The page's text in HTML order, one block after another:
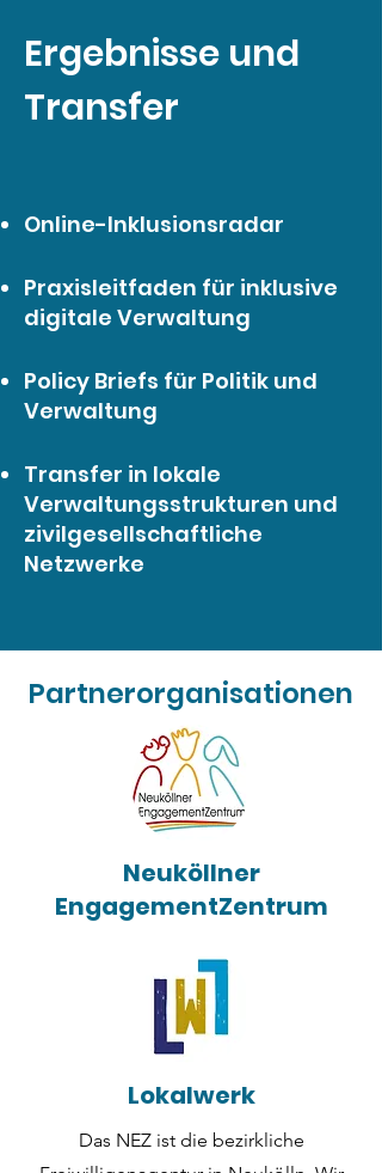
Ergebnisse und
Transfer
Online-Inklusionsradar
Praxisleitfaden für inklusive
digitale Verwaltung
Policy Briefs für Politik und
Verwaltung
Transfer in lokale
Verwaltungsstrukturen und
zivilgesellschaftliche
Netzwerke
Partnerorganisationen
Neuköllner
EngagementZentrum
Lokalwerk
Das NEZ ist die bezirkliche